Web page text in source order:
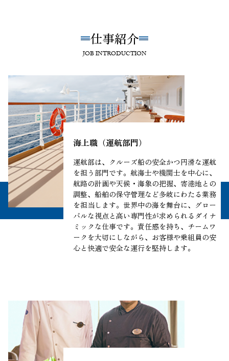
仕事紹介
JOB INTRODUCTION
海上職（運航部門）
運航部は、クルーズ船の安全かつ円滑な運航
を担う部門です。航海士や機関士を中心に、
航路の計画や天候・海象の把握、寄港地との
調整、船舶の保守管理など多岐にわたる業務
を担当します。世界中の海を舞台に、グロー
バルな視点と高い専門性が求められるダイナ
ミックな仕事です。責任感を持ち、チームワ
ークを大切にしながら、お客様や乗組員の安
心と快適で安全な運行を堅持します。